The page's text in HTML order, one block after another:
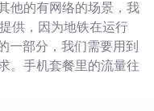
他的有网络的场景，我
供，因为地铁在运行
一部分，我们需要用到
。手机套餐里的流量往